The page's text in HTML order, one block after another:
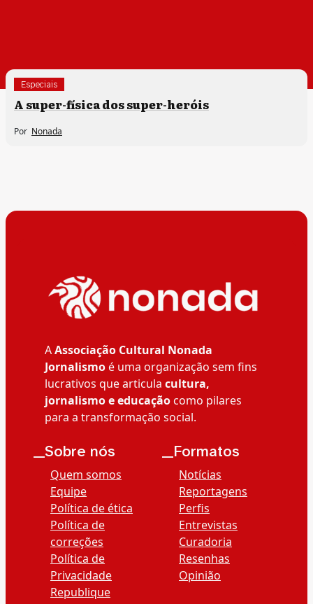
Especiais
A super-física dos super-heróis
Por Nonada
AAssociação Cultural Nonada
Jornalismoé uma organização sem fins
lucrativos que articula cultura,
jornalismo e educaçãocomo pilares
para a transformação social.
__Sobre nós
Quem somos
Equipe
Política de ética
Política de
correções
Política de
Privacidade
Republique
__Formatos
Notícias
Reportagens
Perfis
Entrevistas
Curadoria
Resenhas
Opinião